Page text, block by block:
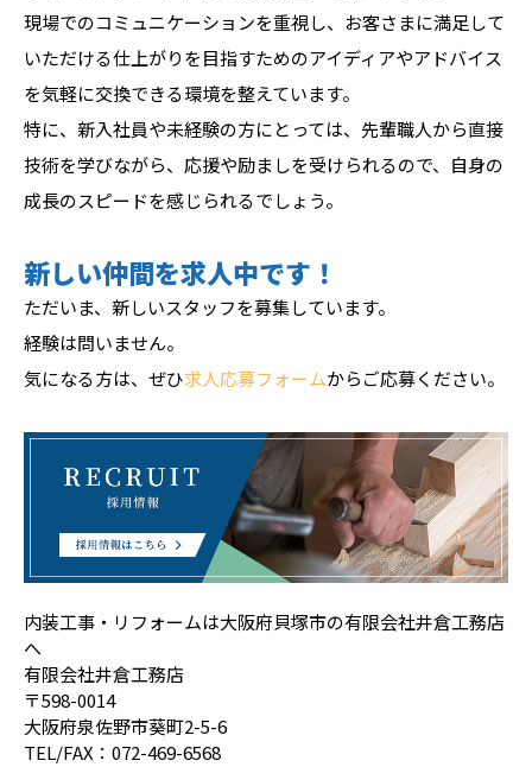
現場でのコミュニケーションを重視し、お客さまに満足して
いただける仕上がりを目指すためのアイディアやアドバイス
を気軽に交換できる環境を整えています。
特に、新入社員や未経験の方にとっては、先輩職人から直接
技術を学びながら、応援や励ましを受けられるので、自身の
成長のスピードを感じられるでしょう。
新しい仲間を求人中です！
ただいま、新しいスタッフを募集しています。
経験は問いません。
気になる方は、ぜひ求人応募フォームからご応募ください。
内装工事・リフォームは大阪府貝塚市の有限会社井倉工務店
へ
有限会社井倉工務店
〒598-0014
大阪府泉佐野市葵町2-5-6
TEL/FAX：072-469-6568